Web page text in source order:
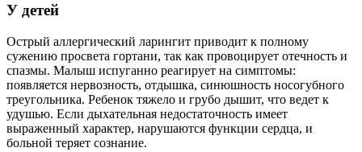
У детей
Острый аллергический ларингит приводит к полному
сужению просвета гортани, так как провоцирует отечность и
спазмы. Малыш испуганно реагирует на симптомы:
появляется нервозность, отдышка, синюшность носогубного
треугольника. Ребенок тяжело и грубо дышит, что ведет к
удушью. Если дыхательная недостаточность имеет
выраженный характер, нарушаются функции сердца, и
больной теряет сознание.